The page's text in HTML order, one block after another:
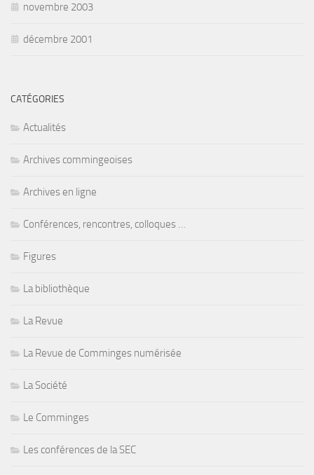
novembre 2003
décembre 2001
CATÉGORIES
Actualités
Archives commingeoises
Archives en ligne
Conférences, rencontres, colloques …
Figures
La bibliothèque
La Revue
La Revue de Comminges numérisée
La Société
Le Comminges
Les conférences de la SEC